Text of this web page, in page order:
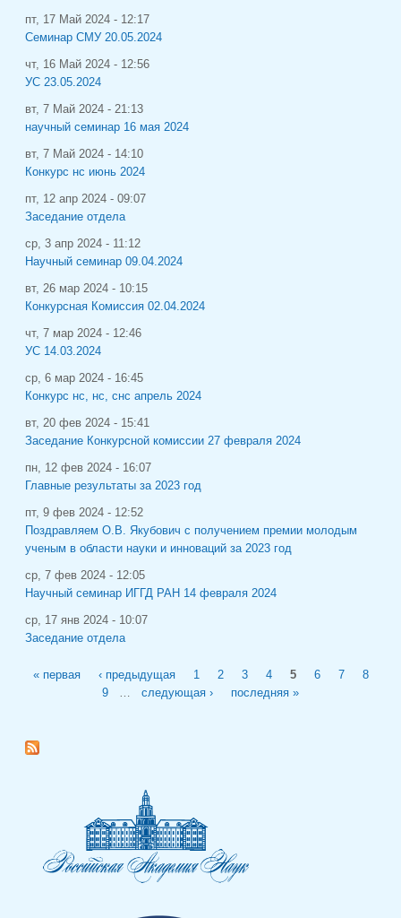
пт, 17 Май 2024 - 12:17
Семинар СМУ 20.05.2024
чт, 16 Май 2024 - 12:56
УС 23.05.2024
вт, 7 Май 2024 - 21:13
научный семинар 16 мая 2024
вт, 7 Май 2024 - 14:10
Конкурс нс июнь 2024
пт, 12 апр 2024 - 09:07
Заседание отдела
ср, 3 апр 2024 - 11:12
Научный семинар 09.04.2024
вт, 26 мар 2024 - 10:15
Конкурсная Комиссия 02.04.2024
чт, 7 мар 2024 - 12:46
УС 14.03.2024
ср, 6 мар 2024 - 16:45
Конкурс нс, нс, снс апрель 2024
вт, 20 фев 2024 - 15:41
Заседание Конкурсной комиссии 27 февраля 2024
пн, 12 фев 2024 - 16:07
Главные результаты за 2023 год
пт, 9 фев 2024 - 12:52
Поздравляем О.В. Якубович с получением премии молодым
ученым в области науки и инноваций за 2023 год
ср, 7 фев 2024 - 12:05
Научный семинар ИГГД РАН 14 февраля 2024
ср, 17 янв 2024 - 10:07
Заседание отдела
« первая ‹ предыдущая 1 2 3 4 5 6 7
8
9
следующая › последняя »